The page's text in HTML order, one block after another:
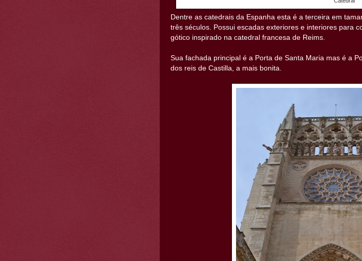
Dentre as catedrais da Espanha esta é a terceira em
três séculos. Possui escadas exteriores e interiores para
gótico inspirado na catedral francesa de Reims.
Sua fachada principal é a Porta de Santa Maria mas é a
dos reis de Castilla, a mais bonita.